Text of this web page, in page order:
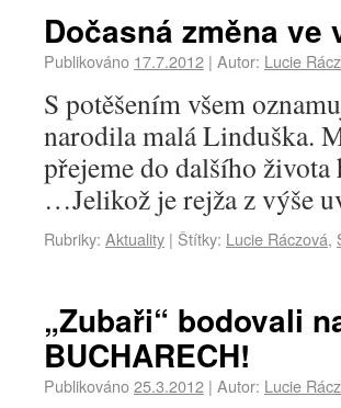
Dočasná změna
Publikováno 17.7.2012 | Autor: Lucie
S potěšením všem
narodila malá Linduška.
přejeme do dalšího
…Jelikož je rejža z výše
Rubriky: Aktuality | Štítky: Lucie Ráczová,
„Zubaři“ bodovali
BUCHARECH!
Publikováno25.3.2012 | Autor: Lucie